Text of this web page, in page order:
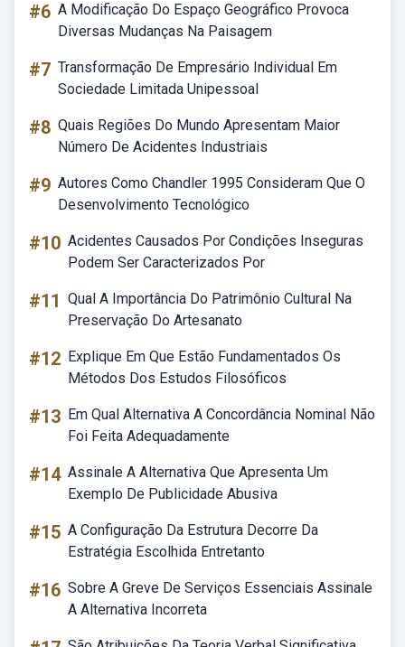
#6 A Modificação Do Espaço Geográfico Provoca
Diversas Mudanças Na Paisagem
#7 Transformação De Empresário Individual Em
Sociedade Limitada Unipessoal
#8 Quais Regiões Do Mundo Apresentam Maior
Número De Acidentes Industriais
#9 Autores Como Chandler 1995 Consideram Que O
Desenvolvimento Tecnológico
#10 Acidentes Causados Por Condições Inseguras
Podem Ser Caracterizados Por
#11 Qual A Importância Do Patrimônio Cultural Na
Preservação Do Artesanato
#12 Explique Em Que Estão Fundamentados Os
Métodos Dos Estudos Filosóficos
#13 Em Qual Alternativa A Concordância Nominal Não
Foi Feita Adequadamente
#14 Assinale A Alternativa Que Apresenta Um
Exemplo De Publicidade Abusiva
#15 A Configuração Da Estrutura Decorre Da
Estratégia Escolhida Entretanto
#16 Sobre A Greve De Serviços Essenciais Assinale
A Alternativa Incorreta